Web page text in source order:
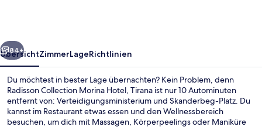
Weiter
84+
ÜbersichtZimmerLageRichtlinien
Du möchtest in bester Lage übernachten? Kein Problem, denn
Radisson Collection Morina Hotel, Tirana ist nur 10 Autominuten
entfernt von: Verteidigungsministerium und Skanderbeg-Platz. Du
kannst im Restaurant etwas essen und den Wellnessbereich
besuchen, um dich mit Massagen, Körperpeelings oder Maniküre